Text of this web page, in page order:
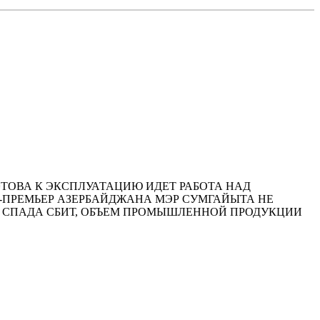
ГОТОВА К ЭКСПЛУАТАЦИЮ ИДЕТ РАБОТА НАД
АЗЕРБАЙДЖАНА МЭР СУМГАЙЫТА НЕ
СБИТ, ОБЪЕМ ПРОМЫШЛЕННОЙ ПРОДУКЦИИ